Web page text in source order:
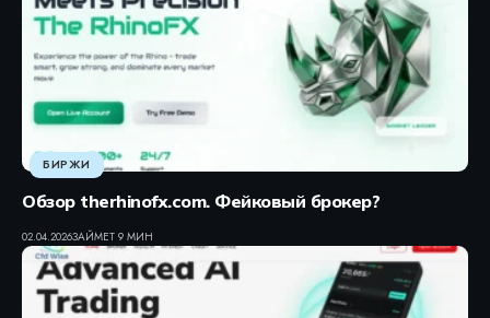
БИРЖИ
Обзор therhinofx.com. Фейковый брокер?
02.04.2026ЗАЙМЕТ 9 МИН